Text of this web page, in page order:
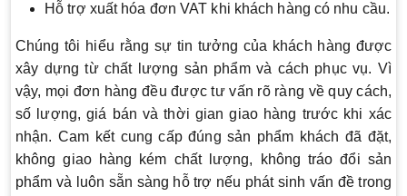
Hỗ trợ xuất hóa đơn VAT khi khách hàng có nhu cầu.
Chúng tôi hiểu rằng sự tin tưởng của khách hàng được
xây dựng từ chất lượng sản phẩm và cách phục vụ. Vì
vậy, mọi đơn hàng đều được tư vấn rõ ràng về quy cách,
số lượng, giá bán và thời gian giao hàng trước khi xác
nhận. Cam kết cung cấp đúng sản phẩm khách đã đặt,
không giao hàng kém chất lượng, không tráo đổi sản
phẩm và luôn sẵn sàng hỗ trợ nếu phát sinh vấn đề trong